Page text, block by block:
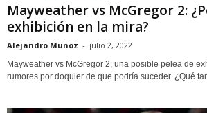
Mayweather vs McGregor 2:
exhibición en la mira?
Alejandro Munoz - julio 2, 2022
Mayweather vs McGregor 2, una posible pelea de
rumores por doquier de que podría suceder. ¿Qué